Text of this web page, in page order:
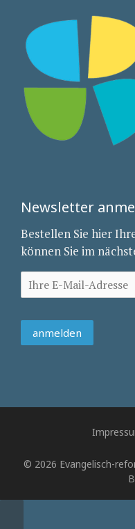
Newsletter
Bestellen Sie hier
können Sie im
© 2026 Evangelisch-